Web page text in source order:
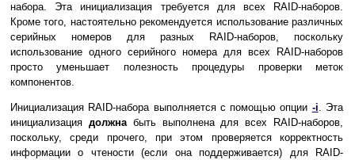
набора. Эта инициализация требуется для всех RAID-наборов.
Кроме того, настоятельно рекомендуется использование различных
серийных номеров для разных RAID-наборов, поскольку
использование одного серийного номера для всех RAID-наборов
просто уменьшает полезность процедуры проверки меток
компонентов.
Инициализация RAID-набора выполняется с помощью опции -i. Эта
инициализация должна быть выполнена для всех RAID-наборов,
поскольку, среди прочего, при этом проверяется корректность
информации о чтености (если она поддерживается) для RAID-